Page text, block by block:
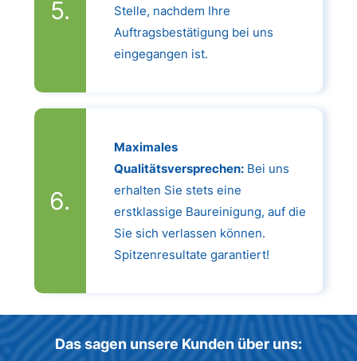
Stelle, nachdem Ihre
Auftragsbestätigung bei uns
eingegangen ist.
Maximales
Qualitätsversprechen:Bei uns
erhalten Sie stets eine
erstklassige Baureinigung, auf die
Sie sich verlassen können.
Spitzenresultate garantiert!
Das sagen unsere Kunden über uns: